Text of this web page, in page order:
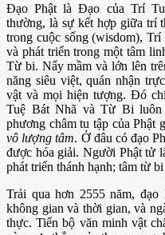
Đạo Phật là Đạo của Trí
thường, là sự kết hợp giữa trí
trong cuộc sống (wisdom),
và phát triển trong một tâm
Từ bi. Nẩy mầm và lớn lên
năng siêu việt, quán nhận
vật và mọi hiện tượng. Đó
Tuệ Bát Nhã và Từ Bi
phương châm tu tập của Phật
vô lượng tâm. Ở đâu có đạo
được hóa giải. Người Phật tử
phát triển thánh hạnh; tâm từ
Trải qua hơn 2555 năm,
không gian và thời gian, và
thực. Tiến bộ văn minh vật